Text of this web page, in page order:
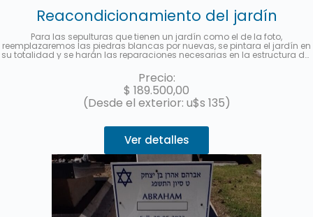
Reacondicionamiento del jardín
Para las sepulturas que tienen un jardín como el de la foto,
reemplazaremos las piedras blancas por nuevas, se pintara el jardín en
su totalidad y se harán las reparaciones necesarias en la estructura del
nombre y los datos del fallecido.Hasta 3 cuotas sin interés con
MercadoPago.
Precio:
$ 189.500,00
(Desde el exterior: u$s 135)
Ver detalles